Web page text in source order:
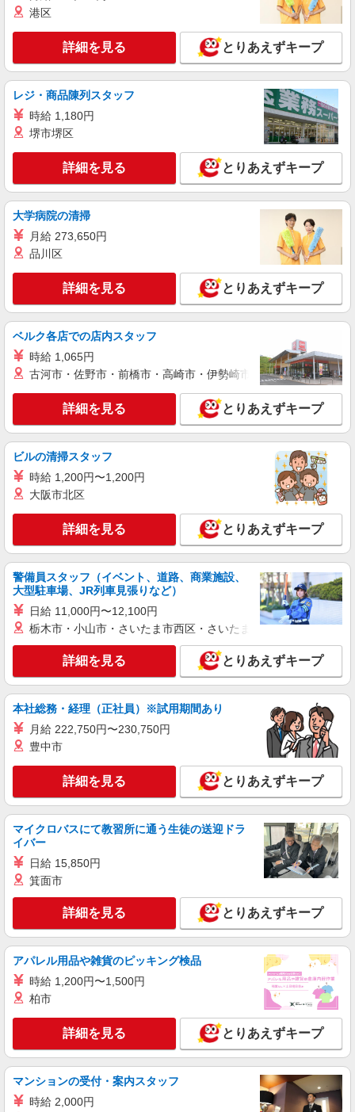
港区
詳細を見る とりあえずキープ
レジ・商品陳列スタッフ
時給 1,180円
堺市堺区
詳細を見る とりあえずキープ
大学病院の清掃
月給 273,650円
品川区
詳細を見る とりあえずキープ
ベルク各店での店内スタッフ
時給 1,065円
古河市・佐野市・前橋市・高崎市・伊勢崎市・太田市・館林市
詳細を見る とりあえずキープ
ビルの清掃スタッフ
時給 1,200円〜1,200円
大阪市北区
詳細を見る とりあえずキープ
警備員スタッフ（イベント、道路、商業施設、
大型駐車場、JR列車見張りなど）
日給 11,000円〜12,100円
栃木市・小山市・さいたま市西区・さいたま市岩槻区・久喜市・
詳細を見る とりあえずキープ
本社総務・経理（正社員）※試用期間あり
月給 222,750円〜230,750円
豊中市
詳細を見る とりあえずキープ
マイクロバスにて教習所に通う生徒の送迎ドラ
イバー
日給 15,850円
箕面市
詳細を見る とりあえずキープ
アパレル用品や雑貨のピッキング検品
時給 1,200円〜1,500円
柏市
詳細を見る とりあえずキープ
マンションの受付・案内スタッフ
時給 2,000円